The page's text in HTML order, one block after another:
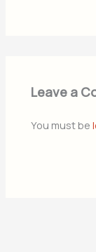
Leave a
You must be